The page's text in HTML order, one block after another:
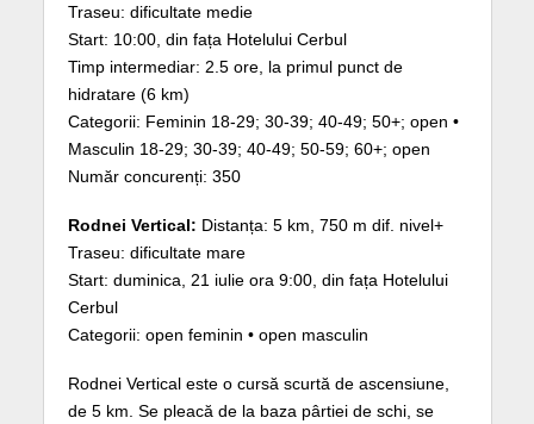
Traseu: dificultate medie
Start: 10:00, din fața Hotelului Cerbul
Timp intermediar: 2.5 ore, la primul punct de
hidratare (6 km)
Categorii: Feminin 18-29; 30-39; 40-49; 50+; open •
Masculin 18-29; 30-39; 40-49; 50-59; 60+; open
Număr concurenți: 350
Rodnei Vertical: Distanța: 5 km, 750 m dif. nivel+
Traseu: dificultate mare
Start: duminica, 21 iulie ora 9:00, din fața Hotelului
Cerbul
Categorii: open feminin • open masculin
Rodnei Vertical este o cursă scurtă de ascensiune,
de 5 km. Se pleacă de la baza pârtiei de schi, se